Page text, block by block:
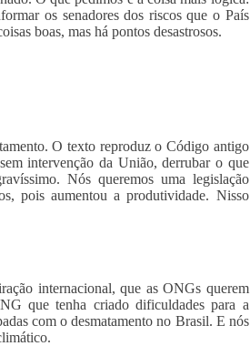
os senadores dos riscos que o País
boas, mas há pontos desastrosos.
O texto reproduz o Código antigo
intervenção da União, derrubar o que
Nós queremos uma legislação
pois aumentou a produtividade. Nisso
internacional, que as ONGs querem
que tenha criado dificuldades para a
com o desmatamento no Brasil. E nós